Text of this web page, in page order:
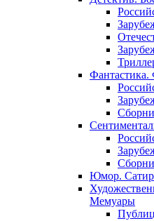
Фантастика.
Юмор.
Мемуары